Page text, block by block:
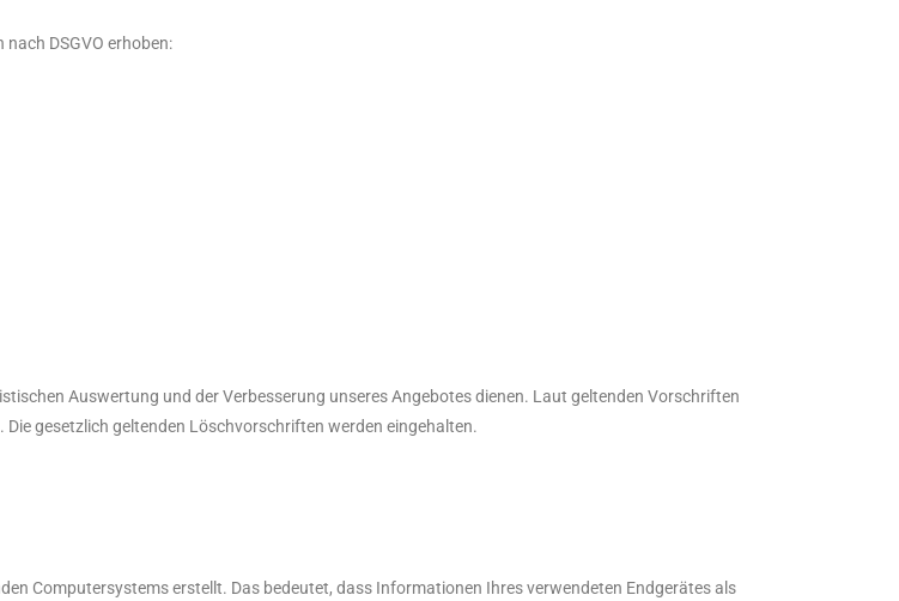
DSGVO erhoben:
Auswertung und der Verbesserung unseres Angebotes dienen. Laut geltenden Vorschriften
gesetzlich geltenden Löschvorschriften werden eingehalten.
Computersystems erstellt. Das bedeutet, dass Informationen Ihres verwendeten Endgerätes als